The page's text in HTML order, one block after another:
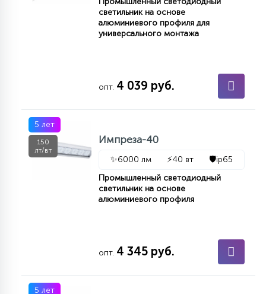
светильник на основе
алюминиевого профиля для
универсального монтажа
опт. 4 039 руб.
5 лет
150
лт/вт
Импреза-40
✨6000 лм ⚡40 вт 🛡️ip65
Промышленный светодиодный
светильник на основе
алюминиевого профиля
опт. 4 345 руб.
5 лет